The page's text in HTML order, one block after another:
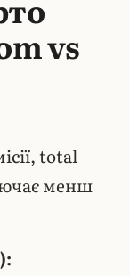
vs
total
менш